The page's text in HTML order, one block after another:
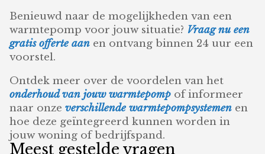
Benieuwd naar de mogelijkheden van een
warmtepomp voor jouw situatie? Vraag nu een
gratis offerte aan en ontvang binnen 24 uur een
voorstel.
Ontdek meer over de voordelen van het
onderhoud van jouw warmtepomp of informeer
naar onzeverschillende warmtepompsystemen en
hoe deze geïntegreerd kunnen worden in
jouw woning of bedrijfspand.
Meest gestelde vragen